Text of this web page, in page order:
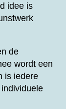
idee is
de
wordt een
is iedere